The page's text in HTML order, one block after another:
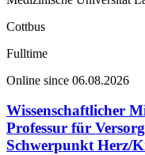
Cottbus
Fulltime
Online since 06.08.2026
Wissenschaftlicher
Professur für
Schwerpunkt Herz/